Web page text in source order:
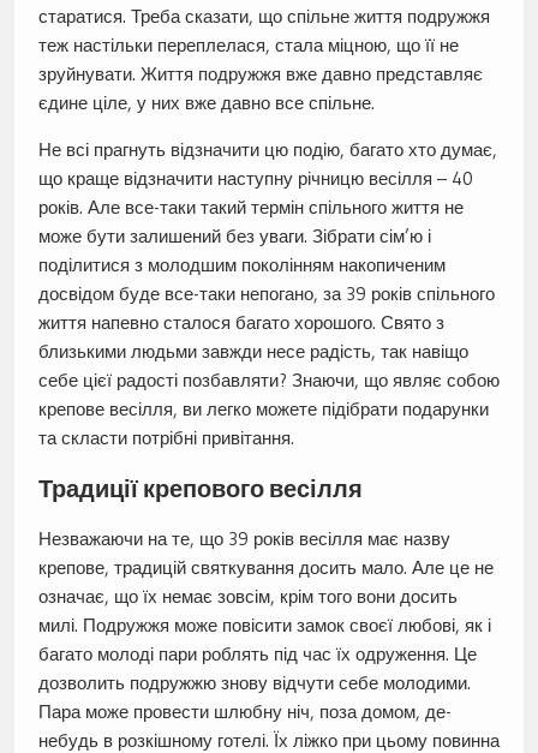
старатися. Треба сказати, що спільне життя подружжя
теж настільки переплелася, стала міцною, що її не
зруйнувати. Життя подружжя вже давно представляє
єдине ціле, у них вже давно все спільне.
Не всі прагнуть відзначити цю подію, багато хто думає,
що краще відзначити наступну річницю весілля – 40
років. Але все-таки такий термін спільного життя не
може бути залишений без уваги. Зібрати сім’ю і
поділитися з молодшим поколінням накопиченим
досвідом буде все-таки непогано, за 39 років спільного
життя напевно сталося багато хорошого. Свято з
близькими людьми завжди несе радість, так навіщо
себе цієї радості позбавляти? Знаючи, що являє собою
крепове весілля, ви легко можете підібрати подарунки
та скласти потрібні привітання.
Традиції крепового весілля
Незважаючи на те, що 39 років весілля має назву
крепове, традицій святкування досить мало. Але це не
означає, що їх немає зовсім, крім того вони досить
милі. Подружжя може повісити замок своєї любові, як і
багато молоді пари роблять під час їх одруження. Це
дозволить подружжю знову відчути себе молодими.
Пара може провести шлюбну ніч, поза домом, де-
небудь в розкішному готелі. Їх ліжко при цьому повинна